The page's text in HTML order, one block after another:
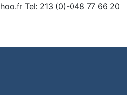
Tel: 213 (0)-048 77 66 20